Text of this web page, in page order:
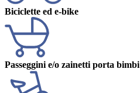
Biciclette ed e-bike
Passeggini e/o zainetti porta bimbi